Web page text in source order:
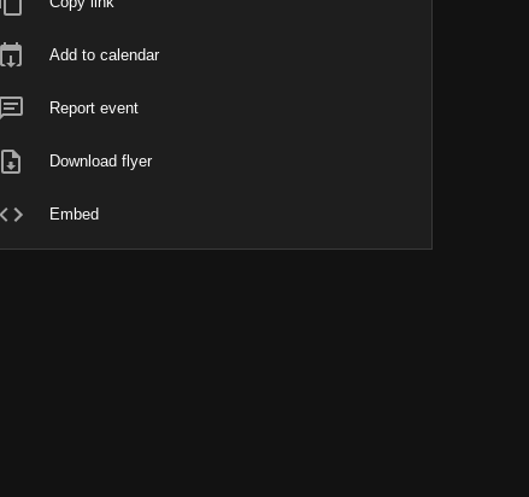
Add to calendar
Report event
Download flyer
Embed